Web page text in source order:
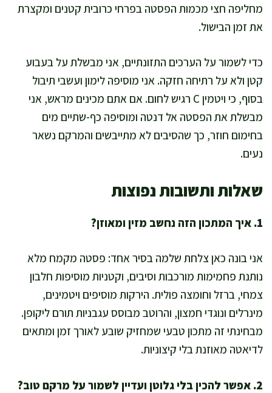
מחליפה חצי מכמות הפסטה בפרחי כרובית קטנים ומקצרת
את זמן הבישול.
כדי לשמור על הערכים התזונתיים, אני מבשלת על בעבוע
קטן ולא על רתיחה חזקה. אני מוסיפה לימון ועשבי תיבול
בסוף, כי ויטמין C רגיש לחום. אם אתם מכינים מראש, אני
מבשלת את הפסטה אל דנטה ומוסיפה כף-שתיים מים
בחימום חוזר, כך שהסיבים לא מתייבשים והמרקם נשאר
נעים.
שאלות ותשובות נפוצות
1. איך המתכון הזה נחשב מזין ומאוזן?
אני בונה כאן צלחת שלמה בסיר אחד: פסטה מקמח מלא
נותנת פחמימות מורכבות וסיבים, וקטניות מוסיפות חלבון
צמחי, ברזל וחומצה פולית. הירקות מוסיפים ויטמינים,
מינרלים ונוגדי חמצון, והרוטב מבוסס עגבניות תורם ליקופן.
מבחינתי זה מתכון טבעי שמחזיק שובע לאורך זמן ומתאים
לדיאטה מאוזנת בלי קיצוניות.
2. אפשר להכין בלי גלוטן ועדיין לשמור על מרקם טוב?